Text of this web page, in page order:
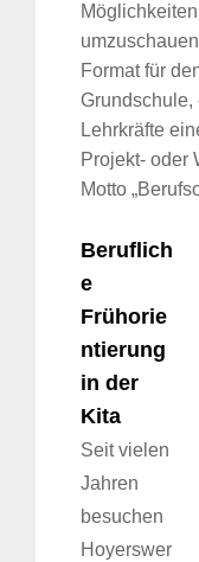
Format für
Grundschule,
Lehrkräfte
Projekt- oder
Motto
Beruflich
e
Frühorie
ntierung
in der
Kita
Seit vielen
Jahren
besuchen
Hoyerswer